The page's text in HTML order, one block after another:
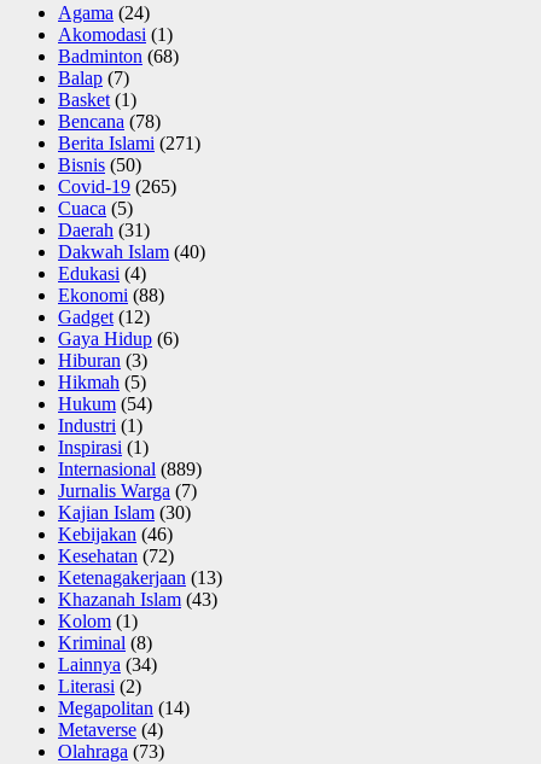
Agama (24)
Akomodasi (1)
Badminton (68)
Balap (7)
Basket (1)
Bencana (78)
Berita Islami (271)
Bisnis (50)
Covid-19 (265)
Cuaca (5)
Daerah (31)
Dakwah Islam (40)
Edukasi (4)
Ekonomi (88)
Gadget (12)
Gaya Hidup (6)
Hiburan (3)
Hikmah (5)
Hukum (54)
Industri (1)
Inspirasi (1)
Internasional (889)
Jurnalis Warga (7)
Kajian Islam (30)
Kebijakan (46)
Kesehatan (72)
Ketenagakerjaan (13)
Khazanah Islam (43)
Kolom (1)
Kriminal (8)
Lainnya (34)
Literasi (2)
Megapolitan (14)
Metaverse (4)
Olahraga (73)